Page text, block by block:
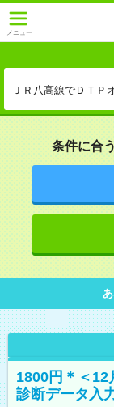
メニュー
ＪＲ八高線でＤＴＰ
条件に合
1800円＊＜12
診断データ入